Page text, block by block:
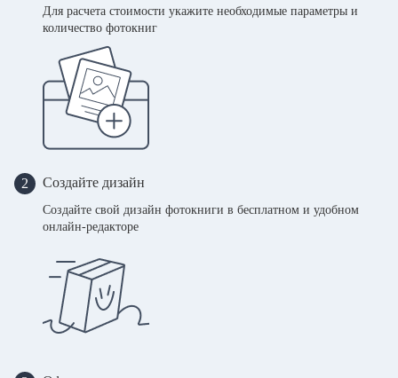
Для расчета стоимости укажите необходимые параметры и
количество фотокниг
2 Создайте дизайн
Создайте свой дизайн фотокниги в бесплатном и удобном
онлайн-редакторе